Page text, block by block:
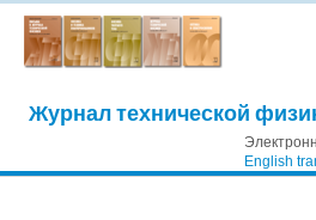
Журнал технической
English